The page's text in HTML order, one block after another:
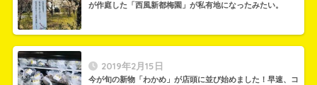
が作庭した「西風新都梅園」が私有地になったみたい。
2019年2月15日
今が旬の新物「わかめ」が店頭に並び始めました！早速、コ